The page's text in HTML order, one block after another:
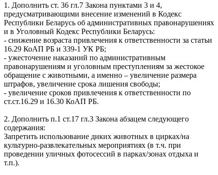
1. Дополнить ст. 36 гл.7 Закона пунктами 3 и 4,
предусматривающими внесение изменений в Кодекс
Республики Беларусь об административных правонарушениях
и в Уголовный Кодекс Республики Беларусь:
- снижение возраста привлечения к ответственности за статьи
16.29 КоАП РБ и 339-1 УК РБ;
- ужесточение наказаний по административным
правонарушениям и уголовным преступлениям за жестокое
обращение с животными, а именно – увеличение размера
штрафов, увеличение срока лишения свободы;
- увеличение сроков привлечения к ответственности по
ст.ст.16.29 и 16.30 КоАП РБ.
2. Дополнить п.1 ст.17 гл.3 Закона абзацем следующего
содержания:
Запретить использование диких животных в цирках/на
культурно-развлекательных мероприятиях (в т.ч. при
проведении уличных фотосессий в парках/зонах отдыха и
т.п.).